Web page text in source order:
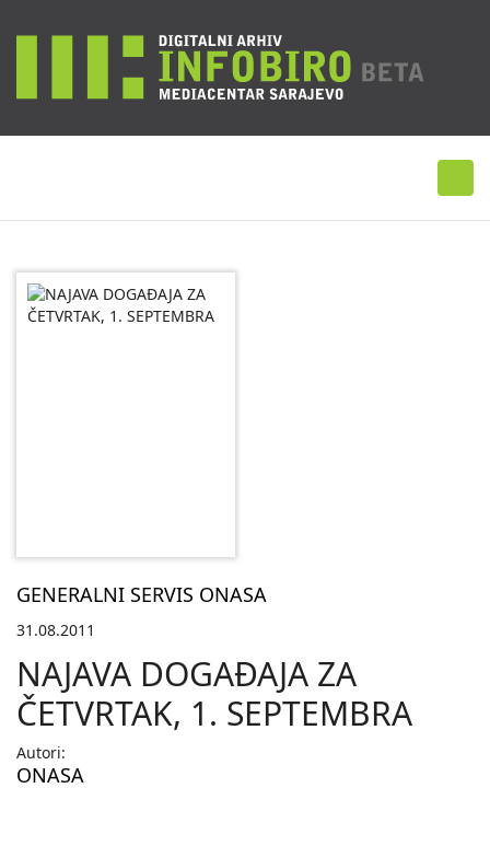
GENERALNI SERVIS ONASA
31.08.2011
NAJAVA DOGAÐAJA ZA
ČETVRTAK, 1. SEPTEMBRA
Autori:
ONASA